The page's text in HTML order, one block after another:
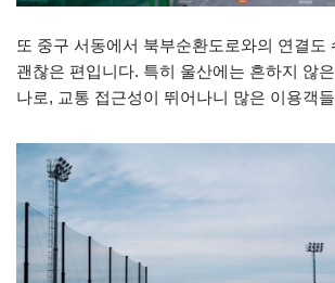
또 중구 서동에서 북부순환도로와의 연결도
괜찮은 편입니다. 특히 울산에는 흔하지 않
나로, 교통 접근성이 뛰어나니 많은 이용객